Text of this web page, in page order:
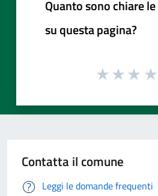
Quanto sono chiare
su questa pagina?
Contatta il comune
Leggi le domande frequenti